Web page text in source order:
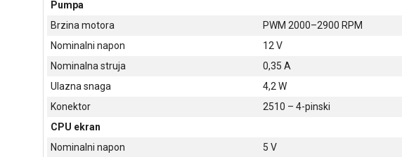
Pumpa
Brzina motora
PWM 2000–2900 RPM
Nominalni napon
12 V
Nominalna struja
0,35 A
Ulazna snaga
4,2 W
Konektor
2510 – 4-pinski
CPU ekran
Nominalni napon
5 V